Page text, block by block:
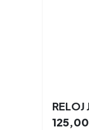
125,00